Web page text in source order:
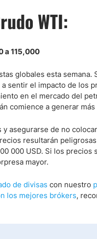
WTI:
a 115,000
globales esta semana.
sentir el impacto de los
en el mercado del
comience a generar más
asegurarse de no
resultarán
000 USD. Si los precios
mayor.
de divisas con nuestro
los mejores brókers,